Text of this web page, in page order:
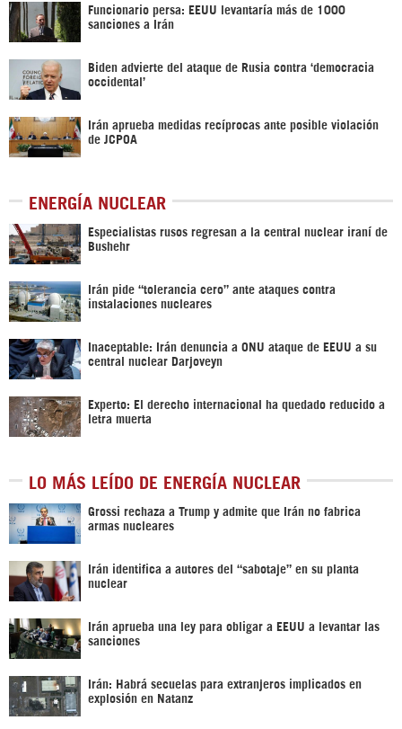
Funcionario persa: EEUU levantaría más de 1000
sanciones a Irán
Biden advierte del ataque de Rusia contra ‘democracia
occidental’
Irán aprueba medidas recíprocas ante posible violación
de JCPOA
ENERGÍA NUCLEAR
Especialistas rusos regresan a la central nuclear iraní de
Bushehr
Irán pide “tolerancia cero” ante ataques contra
instalaciones nucleares
Inaceptable: Irán denuncia a ONU ataque de EEUU a su
central nuclear Darjoveyn
Experto: El derecho internacional ha quedado reducido a
letra muerta
LO MÁS LEÍDO DE ENERGÍA NUCLEAR
Grossi rechaza a Trump y admite que Irán no fabrica
armas nucleares
Irán identifica a autores del “sabotaje” en su planta
nuclear
Irán aprueba una ley para obligar a EEUU a levantar las
sanciones
Irán: Habrá secuelas para extranjeros implicados en
explosión en Natanz